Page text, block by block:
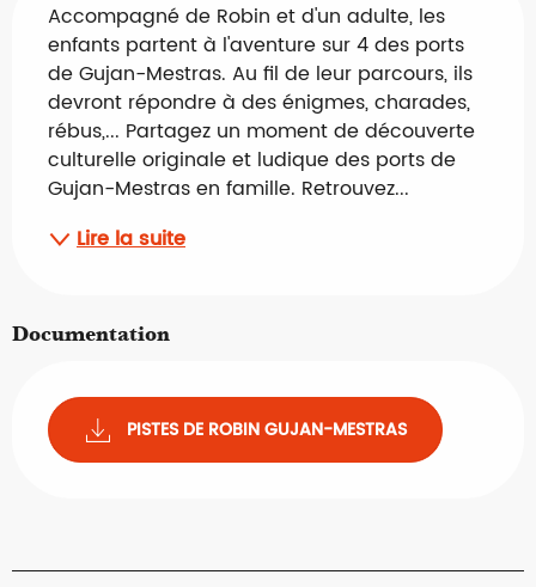
Accompagné de Robin et d'un adulte, les
enfants partent à l'aventure sur 4 des ports
de Gujan-Mestras. Au fil de leur parcours, ils
devront répondre à des énigmes, charades,
rébus,... Partagez un moment de découverte
culturelle originale et ludique des ports de
Gujan-Mestras en famille. Retrouvez...
Lire la suite
Documentation
PISTES DE ROBIN GUJAN-MESTRAS